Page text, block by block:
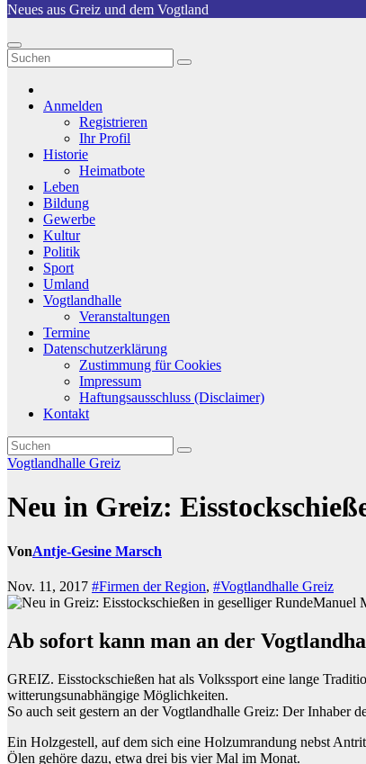
Neues aus Greiz und dem Vogtland
Anmelden
Registrieren
Ihr Profil
Historie
Heimatbote
Leben
Bildung
Gewerbe
Kultur
Politik
Sport
Umland
Vogtlandhalle
Veranstaltungen
Termine
Datenschutzerklärung
Zustimmung für Cookies
Impressum
Haftungsausschluss (Disclaimer)
Kontakt
Vogtlandhalle Greiz
Neu in Greiz:
VonAntje-Gesine Marsch
Nov. 11, 2017 #Firmen der Region, #Vogtlandhalle Greiz
Manuel
Ab sofort kann man an der
GREIZ. Eisstockschießen hat als Volkssport eine lange
witterungsunabhängige Möglichkeiten.
So auch seit gestern an der Vogtlandhalle Greiz: Der Inhaber
Ein Holzgestell, auf dem sich eine Holzumrandung nebst
Ölen gehöre dazu, etwa drei bis vier Mal im Monat.